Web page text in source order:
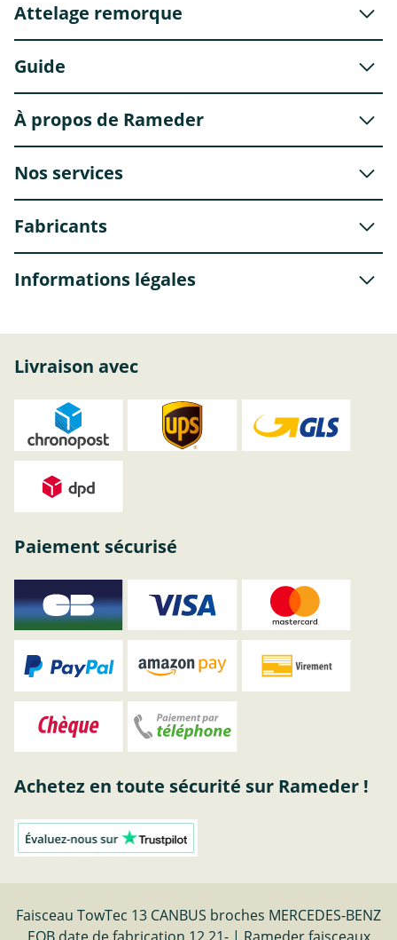
Attelage remorque
Guide
À propos de Rameder
Nos services
Fabricants
Informations légales
Livraison avec
Paiement sécurisé
Achetez en toute sécurité sur Rameder !
Faisceau TowTec 13 CANBUS broches MERCEDES-BENZ